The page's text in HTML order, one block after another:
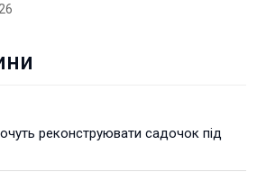
реконструювати садочок під